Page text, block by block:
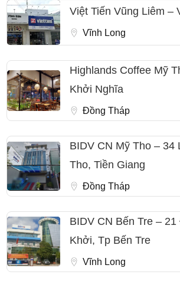
Việt Tiến Vũng Liêm –
Vĩnh Long
Highlands Coffee Mỹ
Khởi Nghĩa
Đồng Tháp
BIDV CN Mỹ Tho – 34
Tho, Tiền Giang
Đồng Tháp
BIDV CN Bến Tre –
Khởi, Tp Bến Tre
Vĩnh Long